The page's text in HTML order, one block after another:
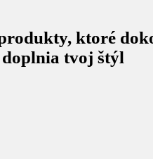
ktoré
doplnia tvoj štýl